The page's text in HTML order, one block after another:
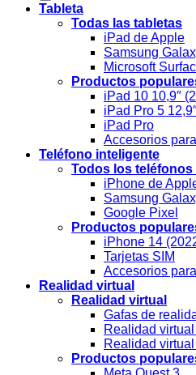
Tableta
Todas las tabletas
iPad de Apple
Samsung
Microsoft
Productos
iPad 10 10,9″
iPad Pro 5
iPad Pro
Accesorios
Teléfono inteligente
Todos los
iPhone de
Samsung
Google Pixel
Productos
iPhone 14
Tarjetas SIM
Accesorios
Realidad virtual
Realidad virtual
Gafas de
Realidad
Realidad
Productos